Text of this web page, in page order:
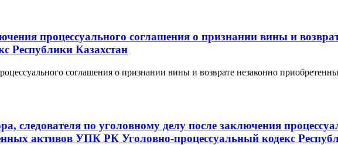
процессуального соглашения о признании вины и
Республики Казахстан
соглашения о признании вины и возврате незаконно
следователя по уголовному делу после заключения
активов УПК РК Уголовно-процессуальный кодекс